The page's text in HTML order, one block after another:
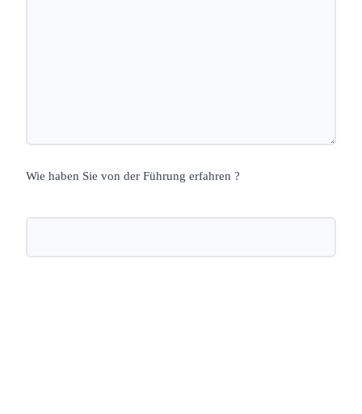
Wie haben Sie von der Führung erfahren ?